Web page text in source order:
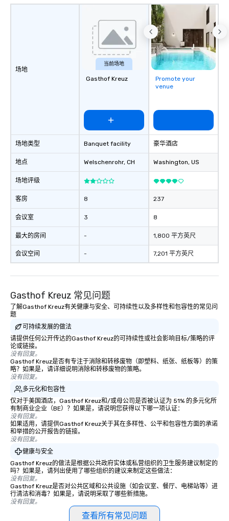
transfers, roadshows, long distance
service. Livery solutions, ride
statuses and partner evaluation
protocols are some of the Limos4
products that bring necessary
flexibility and seamlessness in
today’s fast-paced world.
场地
场地类型
地点
场地评级
客房
会议室
最大的房间
会议空间
当前场地
Gasthof Kreuz
Banquet facility
Welschenrohr, CH
8
3
-
-
Promote your
venue
豪华酒店
Washington, US
237
8
1,800 平方英尺
7,201 平方英尺
Gasthof Kreuz 常见问题
了解Gasthof Kreuz有关健康与安全、可持续性以及多样性和包容性的常见问
题
可持续发展的做法
请提供任何公开传达的Gasthof Kreuz的可持续性或社会影响目标/策略的评
论或链接。
没有回复。
Gasthof Kreuz是否有专注于消除和转移废物（即塑料、纸张、纸板等）的策
略？如果是，请详细说明消除和转移废物的策略。
没有回复。
多元化和包容性
仅对于美国酒店，Gasthof Kreuz和/或母公司是否被认证为 51% 的多元化所
有制商业企业（BE）？如果是，请说明您获得以下哪一项认证：
没有回复。
如果适用，请提供Gasthof Kreuz关于其在多样性、公平和包容性方面的承诺
和举措的公开报告的链接。
没有回复。
健康与安全
Gasthof Kreuz的做法是根据公共政府实体或私营组织的卫生服务建议制定的
吗？如果是，请列出使用了哪些组织的建议来制定这些做法：
没有回复。
Gasthof Kreuz是否对公共区域和公共设施（如会议室、餐厅、电梯站等）进
行清洁和消毒？如果是，请说明采取了哪些新措施。
没有回复。
查看所有常见问题